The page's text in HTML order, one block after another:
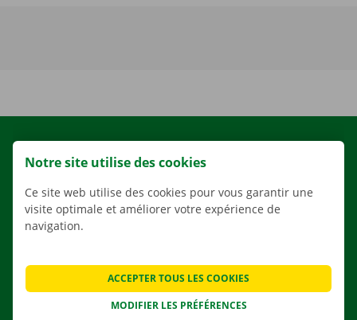
NOS VÉHICULES
NOS SERVICES
SOLUTIONS DE DÉMÉNAGEMENT
Notre site utilise des cookies
Ce site web utilise des cookies pour vous garantir une
visite optimale et améliorer votre expérience de
navigation.
MODIFIER LES PRÉFÉRENCES
ACCEPTER TOUS LES COOKIES